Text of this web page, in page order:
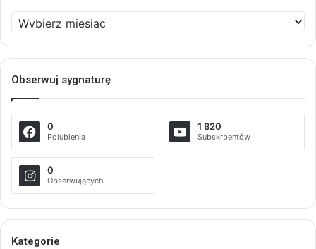
Archiwum
Obserwuj sygnaturę
0
Polubienia
1 820
Subskrbentów
0
Obserwujących
Kategorie